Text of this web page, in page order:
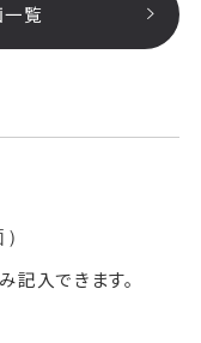
覧
入できます。